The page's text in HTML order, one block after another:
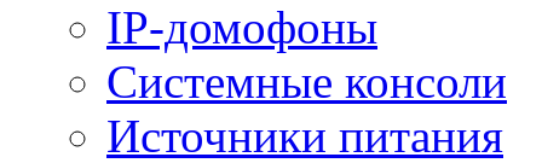
IP-домофоны
Системные консоли
Источники питания